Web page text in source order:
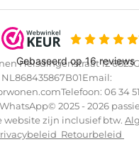
Helsdingenstraat 12
06 34
2025 - 2026
website zijn inclusief btw.
Retourbeleid